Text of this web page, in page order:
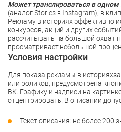
Может транслироваться в одном
(аналог Stories в Instagram), в
Рекламу в историях эффективно
конкурсов, акций и других
рассчитывать на большой охват
просматривает небольшой
Условия настройки
Для показа рекламы в
или роликов, предусмотрена
ВК. Графику и надписи на
отцентрировать. В описании
Текст описания: не более 200